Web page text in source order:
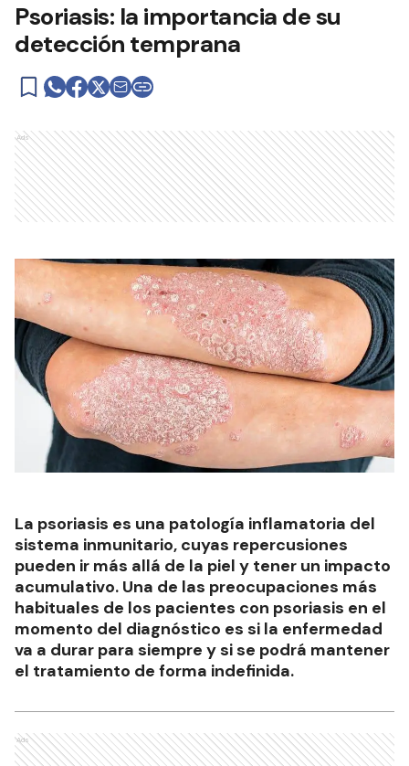
Psoriasis: la importancia de su
detección temprana
Ads
La psoriasis es una patología inflamatoria del
sistema inmunitario, cuyas repercusiones
pueden ir más allá de la piel y tener un impacto
acumulativo. Una de las preocupaciones más
habituales de los pacientes con psoriasis en el
momento del diagnóstico es si la enfermedad
va a durar para siempre y si se podrá mantener
el tratamiento de forma indefinida.
Ads